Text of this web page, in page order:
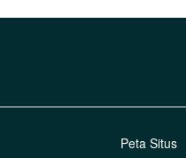
Peta Situs